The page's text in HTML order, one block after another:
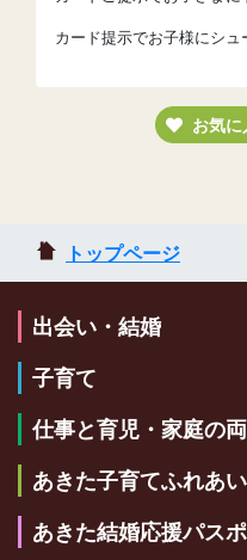
カード提示でお子様にシュ
お気
トップページ
出会い・結婚
子育て
仕事と育児・家庭の
あきた子育てふれあ
あきた結婚応援パス